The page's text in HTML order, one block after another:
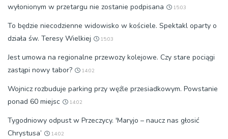
wyłonionym w przetargu nie zostanie podpisana
15:03
To będzie niecodzienne widowisko w kościele. Spektakl oparty o
działa św. Teresy Wielkiej
15:03
Jest umowa na regionalne przewozy kolejowe. Czy stare pociągi
zastąpi nowy tabor?
14:02
Wojnicz rozbuduje parking przy węźle przesiadkowym. Powstanie
ponad 60 miejsc
14:02
Tygodniowy odpust w Przeczycy. 'Maryjo – naucz nas głosić
Chrystusa’
14:02